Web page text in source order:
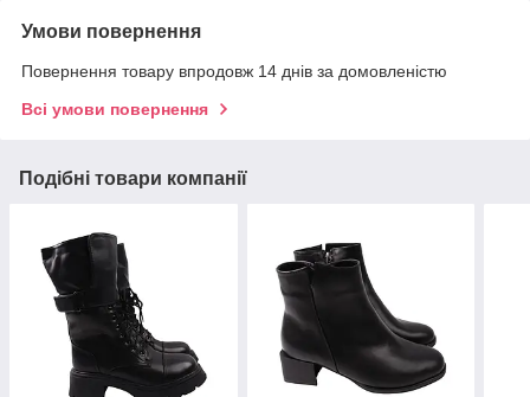
Умови повернення
Повернення товару впродовж 14 днів за домовленістю
Всі умови повернення
Подібні товари компанії